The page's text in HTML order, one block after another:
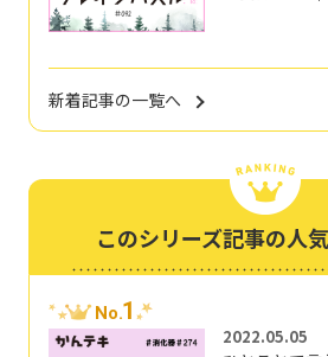
新着記事の一覧へ
このシリーズ記事の人
No.1
2022.05.05